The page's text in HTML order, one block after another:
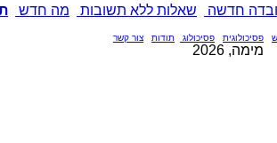
חדשה שאלות ללא תשובות מה חדש
פסיכולוגית פסיכולוג תודות צור קשר
מימה, 2026